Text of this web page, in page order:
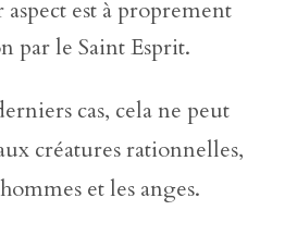
est à proprement
par le Saint Esprit.
cas, cela ne peut
créatures rationnelles,
et les anges.